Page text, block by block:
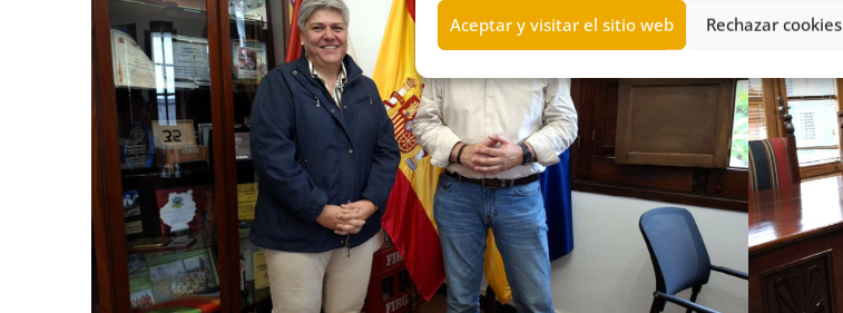
Aceptar y visitar el sitio web Rechazar cookies